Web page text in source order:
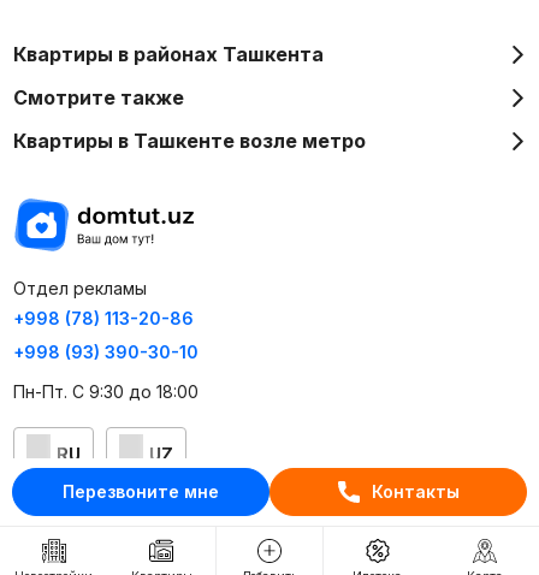
Перезвоните мне Контакты
Квартиры в районах Ташкента
Смотрите также
Квартиры в Ташкенте возле метро
Отдел рекламы
+998 (78) 113-20-86
+998 (93) 390-30-10
Пн-Пт. С 9:30 до 18:00
RU UZ
Контакты
О проекте